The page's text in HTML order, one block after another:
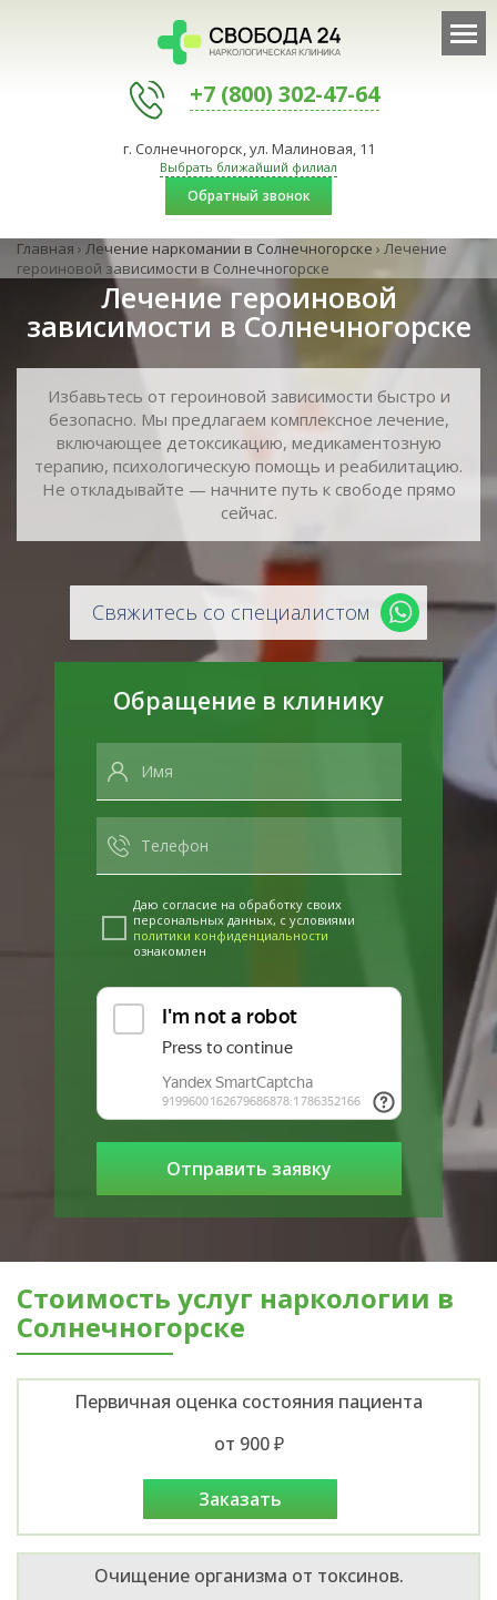
+7 (800) 302-47-64
г. Солнечногорск, ул. Малиновая, 11
Выбрать ближайший филиал
Обратный звонок
Главная › Лечение наркомании в Солнечногорске › Лечение
героиновой зависимости в Солнечногорске
Лечение героиновой
зависимости в Солнечногорске
Избавьтесь от героиновой зависимости быстро и
безопасно. Мы предлагаем комплексное лечение,
включающее детоксикацию, медикаментозную
терапию, психологическую помощь и реабилитацию.
Не откладывайте — начните путь к свободе прямо
сейчас.
Свяжитесь со специалистом
Обращение в клинику
Даю согласие на обработку своих
персональных данных, с условиями
политики конфиденциальности
ознакомлен
Стоимость услуг наркологии в
Солнечногорске
Первичная оценка состояния пациента
от 900 ₽
заказать
Очищение организма от токсинов.